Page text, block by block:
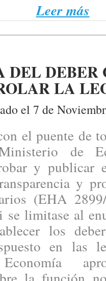
Leer más
DEL DEBER
LA
el 7 de
el puente de
de
y
y
(EHA
se limitase al
los
en las